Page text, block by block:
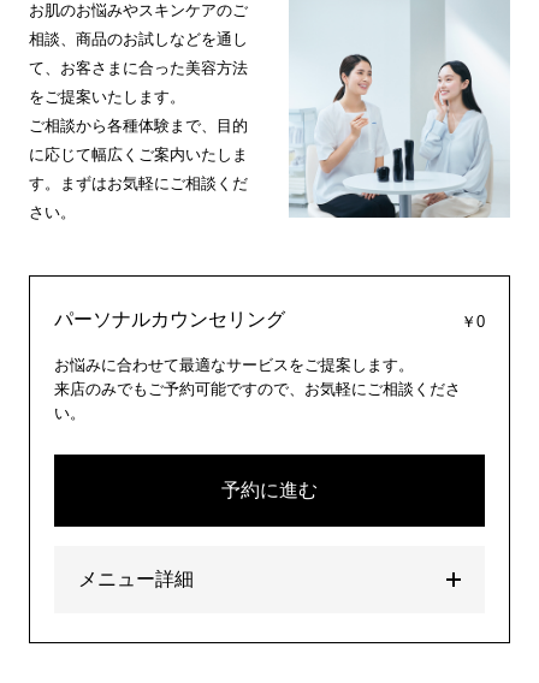
お肌のお悩みやスキンケアのご
相談、商品のお試しなどを通し
て、お客さまに合った美容方法
をご提案いたします。
ご相談から各種体験まで、目的
に応じて幅広くご案内いたしま
す。まずはお気軽にご相談くだ
さい。
パーソナルカウンセリング ￥0
お悩みに合わせて最適なサービスをご提案します。
来店のみでもご予約可能ですので、お気軽にご相談くださ
い。
予約に進む
メニュー詳細